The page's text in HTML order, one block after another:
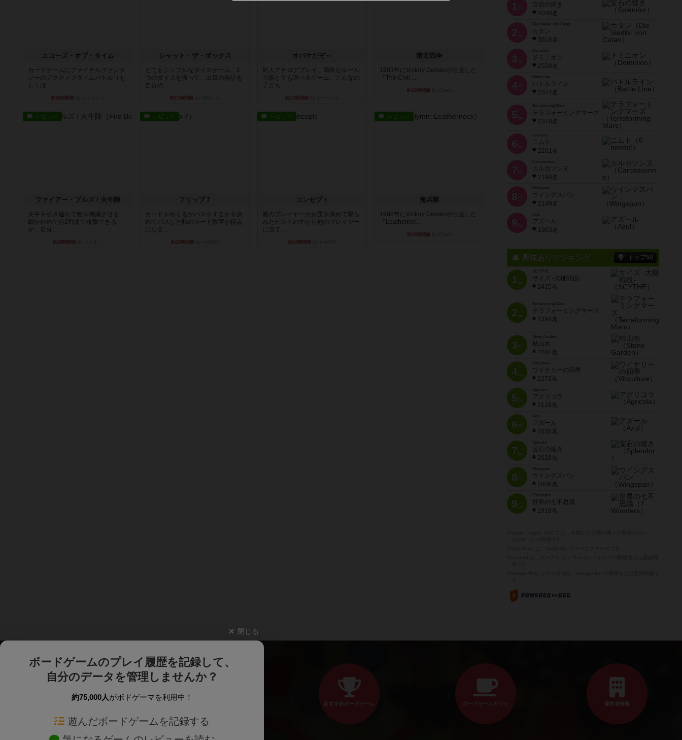
エコーズ・オブ・タイム
カードゲームにファイナルファンタ
ジーのアクティブタイムバトル（も
しくは...
約10時間前
シャット・ザ・ボックス
とてもシンプルなダイスゲーム。2
つのダイスを振って、出目の合計を
自分の...
約11時間前
オバケだぞ～
対人アナログプレイ。簡単なルール
で誰とでも遊べるゲーム。こんなの
子ども...
約12時間前
南北戦争
1983年にVictory Gamesが出版した
『The Civil ...
約16時間前
レビュー
ファイアー・ブルズ / 火牛陣
火牛を引き連れて敵を殲滅させる。
縦か斜めで前2列まで攻撃できる
が、自分...
約18時間前
レビュー
フリップ７
カードをめくるかパスをするかを決
めてパスした時のカード数字が得点
になる...
約18時間前
レビュー
コンセプト
親のプレイヤーがお題を決めて限ら
れたヒントの中から他のプレイヤー
に当て...
約18時間前
レビュー
海兵隊
1988年にVictory Gamesが出版した
『Leathernec...
約18時間前
1 位
宝石の煌き
4040名
2 位
Die Siedler von Catan
カタン
3616名
3 位
ドミニオン
2528名
4位
Battle Line
バトルライン
2377名
5 位
Terraforming Mars
テラフォーミングマーズ
2370名
6 位
ニムト
2201名
7 位
Carcassonne
カルカソンヌ
2190名
8 位
Wingspan
ウイングスパン
2149名
9 位
Azul
アズール
1903名
興味ありランキング トップ50
1位
SCYTHE
サイズ -大鎌戦役-
2415名
2位
Terraforming Mars
テラフォーミングマーズ
2394名
3位
Stone Garden
枯山水
2281名
4位
Viticulture
ワイナリーの四季
2272名
5位
Agricola
アグリコラ
2119名
6位
Azul
アズール
2035名
7位
宝石の煌き
2028名
8位
Wingspan
ウイングスパン
2006名
9位
7 Wonders
世界の七不思議
1919名
閉じる
ボードゲームのプレイ履歴を記録して、
自分のデータを管理しませんか？
約75,000人がボドゲーマを利用中！
遊んだボードゲームを記録する
おすすめボードゲーム ボードゲームカフェ 運営者情報